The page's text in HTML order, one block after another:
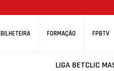
BILHETEIRA FORMAÇÃO FPBTV
LIGA BETCLIC